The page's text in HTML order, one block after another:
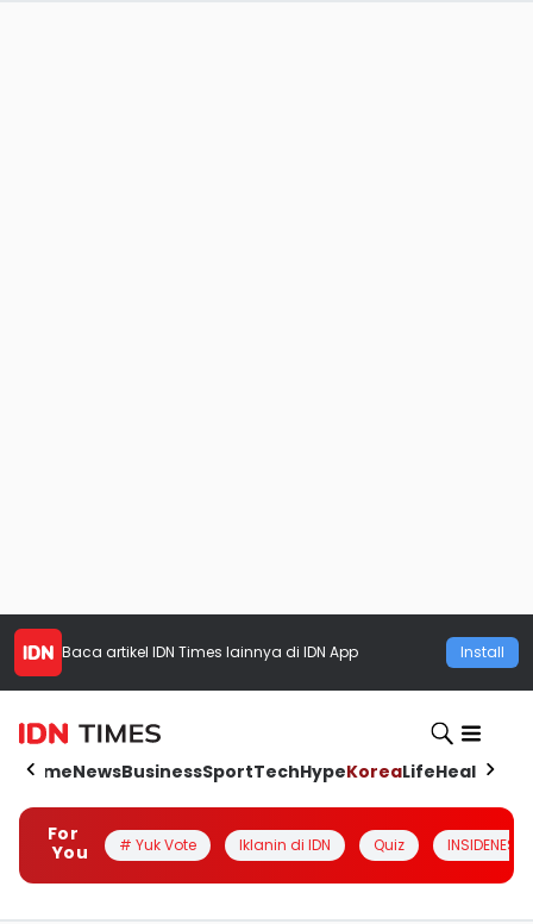
Baca artikel IDN Times lainnya di IDN App Install
HomeNewsBusinessSportTechHypeKoreaLifeHealth
For
You
# Yuk Vote Iklanin di IDN Quiz INSIDENESIA